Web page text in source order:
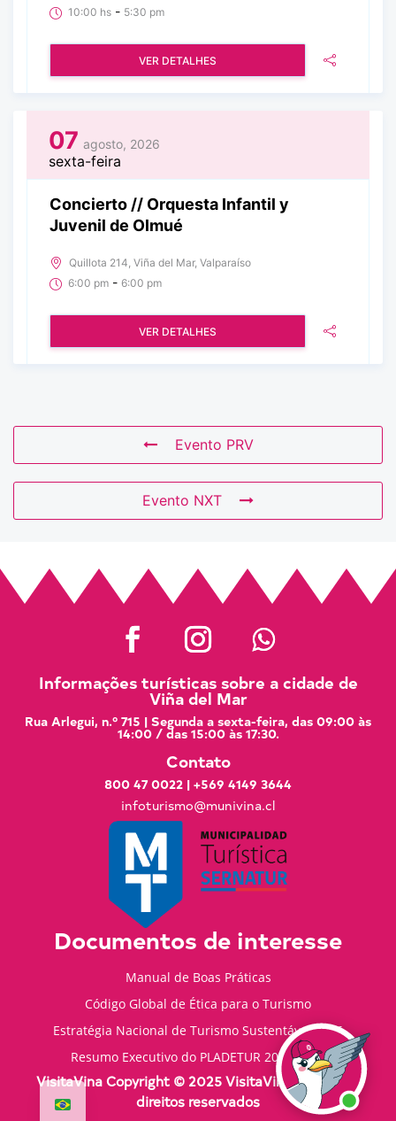
10:00 hs - 5:30 pm
VER DETALHES
07 agosto, 2026
sexta-feira
Concierto // Orquesta Infantil y
Juvenil de Olmué
Quillota 214, Viña del Mar, Valparaíso
6:00 pm - 6:00 pm
VER DETALHES
Evento PRV
Evento NXT
Informações turísticas sobre a cidade de
Viña del Mar
Rua Arlegui, n.º 715 | Segunda a sexta-feira, das 09:00 às
14:00 / das 15:00 às 17:30.
Contato
800 47 0022 | +569 4149 3644
infoturismo@munivina.cl
Documentos de interesse
Manual de Boas Práticas
Código Global de Ética para o Turismo
Estratégia Nacional de Turismo Sustentável 2035
Resumo Executivo do PLADETUR 2025-2023
VisitaVina Copyright © 2025 VisitaVina - Todos os
direitos reservados